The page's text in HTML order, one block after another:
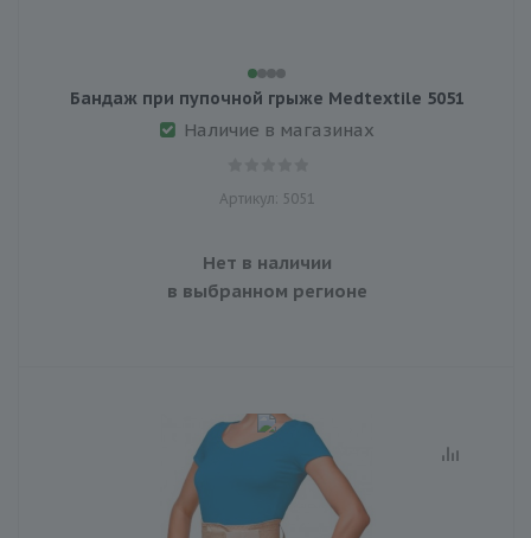
Бандаж при пупочной грыже Medtextile 5051
Наличие в магазинах
Артикул: 5051
Нет в наличии
в выбранном регионе